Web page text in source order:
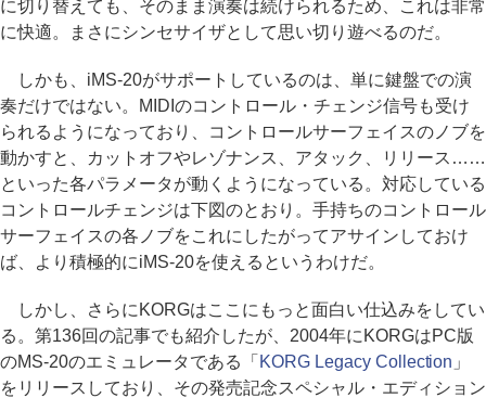
に切り替えても、そのまま演奏は続けられるため、これは非常
に快適。まさにシンセサイザとして思い切り遊べるのだ。
しかも、iMS-20がサポートしているのは、単に鍵盤での演
奏だけではない。MIDIのコントロール・チェンジ信号も受け
られるようになっており、コントロールサーフェイスのノブを
動かすと、カットオフやレゾナンス、アタック、リリース……
といった各パラメータが動くようになっている。対応している
コントロールチェンジは下図のとおり。手持ちのコントロール
サーフェイスの各ノブをこれにしたがってアサインしておけ
ば、より積極的にiMS-20を使えるというわけだ。
しかし、さらにKORGはここにもっと面白い仕込みをしてい
る。第136回の記事でも紹介したが、2004年にKORGはPC版
のMS-20のエミュレータである「 KORG Legacy Collection 」
をリリースしており、その発売記念スペシャル・エディション